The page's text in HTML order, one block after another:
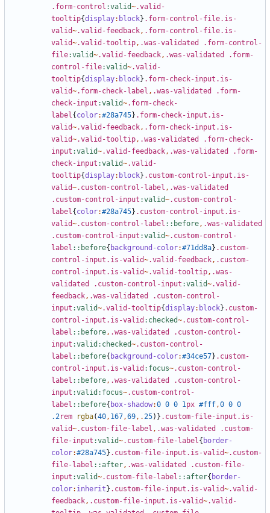
.form-control :valid~.valid-
tooltip{display: block} .form-control-file.is-
valid~.valid-feedback, .form-control-file.is-
valid~.valid-tooltip, .was-validated
.form-control-
file:valid~.valid-feedback, .was-validated
.form-
control-file:valid~.valid-
tooltip{display: block} .form-check-input.is-
valid~.form-check-label , .was-validated
.form-
check-input :valid~.form-check-
label{ color:#28a745} .form-check-input.is-
valid~.valid-feedback, .form-check-input.is-
valid~.valid-tooltip, .was-validated
.form-check-
input :valid~.valid-feedback, .was-validated
.form-
check-input :valid~.valid-
tooltip{display: block} .custom-control-input.is-
valid~.custom-control-label , .was-validated
.custom-control-input :valid~.custom-control-
label{ color:#28a745} .custom-control-input.is-
valid~.custom-control-label ::before, .was-validated
.custom-control-input :valid~.custom-control-
label ::before{ background-color:#71dd8a} .custom-
control-input.is-valid~.valid-feedback, .custom-
control-input.is-valid~.valid-tooltip, .was-
validated
.custom-control-input :valid~.valid-
feedback, .was-validated
.custom-control-
input :valid~.valid-tooltip{display: block} .custom-
control-input.is-valid :checked~.custom-control-
label ::before, .was-validated
.custom-control-
input :valid:checked~.custom-control-
label ::before{ background-color:#34ce57} .custom-
control-input.is-valid :focus~.custom-control-
label ::before, .was-validated
.custom-control-
input :valid:focus~.custom-control-
label ::before{ box-shadow:0 0 0 1px #fff,0 0 0
.2rem rgba(40, 167,69,.25)} .custom-file-input.is-
valid~.custom-file-label , .was-validated
.custom-
file-input :valid~.custom-file-label{ border-
color:#28a745} .custom-file-input.is-valid~.custom-
file-label ::after, .was-validated
.custom-file-
input :valid~.custom-file-label ::after{ border-
color: inherit } .custom-file-input.is-valid~.valid-
feedback, .custom-file-input.is-valid~.valid-